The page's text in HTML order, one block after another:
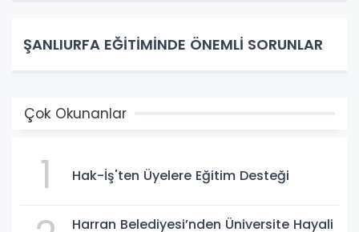
ŞANLIURFA EĞİTİMİNDE ÖNEMLİ SORUNLAR
Çok Okunanlar
1 Hak-İş'ten Üyelere Eğitim Desteği
Harran Belediyesi’nden Üniversite Hayali